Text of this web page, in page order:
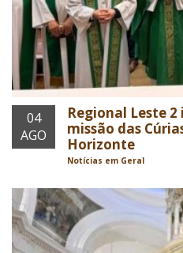
04
AGO
Regional Leste
missão das
Horizonte
Notícias em Geral